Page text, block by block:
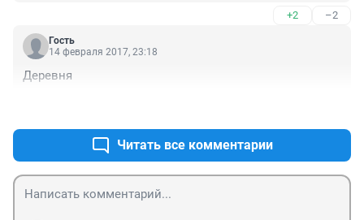
+2 –2
Гость
14 февраля 2017, 23:18
Деревня
Читать все комментарии